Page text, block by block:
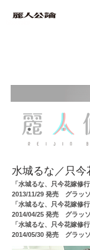
水城るな／只今
「水城るな、只今花嫁修行
2013/11/29 発売 グラッソ
「水城るな、只今花嫁修
2014/04/25 発売 グラッソ
「水城るな、只今花嫁修
2014/05/30 発売 グラッソ